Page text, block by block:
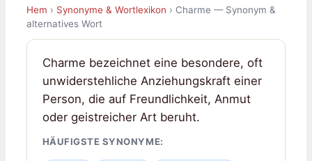
Hem › Synonyme & Wortlexikon › Charme — Synonym &
alternatives Wort
Charme bezeichnet eine besondere, oft
unwiderstehliche Anziehungskraft einer
Person, die auf Freundlichkeit, Anmut
oder geistreicher Art beruht.
HÄUFIGSTE SYNONYME: